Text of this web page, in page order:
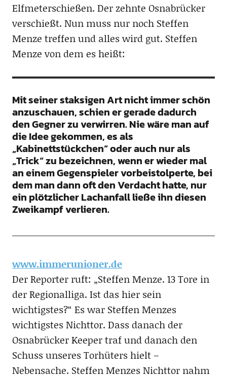
Elfmeterschießen. Der zehnte Osnabrücker
verschießt. Nun muss nur noch Steffen
Menze treffen und alles wird gut. Steffen
Menze von dem es heißt:
Mit seiner staksigen Art nicht immer schön
anzuschauen, schien er gerade dadurch
den Gegner zu verwirren. Nie wäre man auf
die Idee gekommen, es als
„Kabinettstückchen“ oder auch nur als
„Trick“ zu bezeichnen, wenn er wieder mal
an einem Gegenspieler vorbeistolperte, bei
dem man dann oft den Verdacht hatte, nur
ein plötzlicher Lachanfall ließe ihn diesen
Zweikampf verlieren.
www.immerunioner.de
Der Reporter ruft: „Steffen Menze. 13 Tore in
der Regionalliga. Ist das hier sein
wichtigstes?“ Es war Steffen Menzes
wichtigstes Nichttor. Dass danach der
Osnabrücker Keeper traf und danach den
Schuss unseres Torhüters hielt –
Nebensache. Steffen Menzes Nichttor nahm